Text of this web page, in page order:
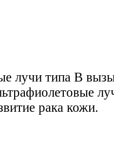
лучи типа В
рака кожи.